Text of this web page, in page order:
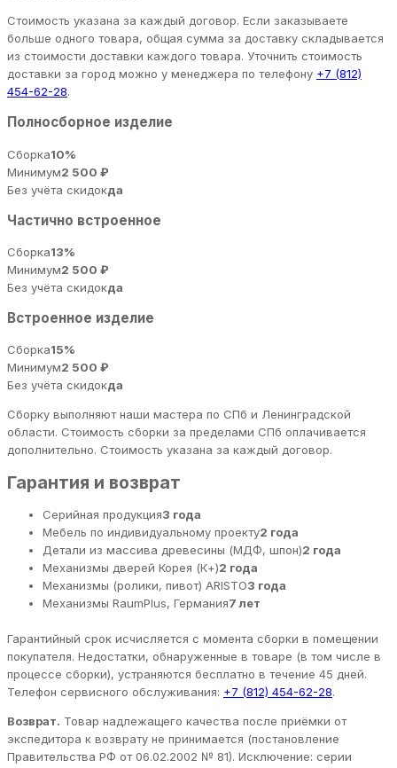
Стоимость указана за каждый договор. Если заказываете
больше одного товара, общая сумма за доставку складывается
из стоимости доставки каждого товара. Уточнить стоимость
доставки за город можно у менеджера по телефону +7 (812)
454-62-28.
Полносборное изделие
Сборка10%
Минимум2 500 ₽
Без учёта скидокда
Частично встроенное
Сборка13%
Минимум2 500 ₽
Без учёта скидокда
Встроенное изделие
Сборка15%
Минимум2 500 ₽
Без учёта скидокда
Сборку выполняют наши мастера по СПб и Ленинградской
области. Стоимость сборки за пределами СПб оплачивается
дополнительно. Стоимость указана за каждый договор.
Гарантия и возврат
Серийная продукция3 года
Мебель по индивидуальному проекту2 года
Детали из массива древесины (МДФ, шпон)2 года
Механизмы дверей Корея (К+)2 года
Механизмы (ролики, пивот) ARISTO3 года
Механизмы RaumPlus, Германия7 лет
Гарантийный срок исчисляется с момента сборки в помещении
покупателя. Недостатки, обнаруженные в товаре (в том числе в
процессе сборки), устраняются бесплатно в течение 45 дней.
Телефон сервисного обслуживания: +7 (812) 454-62-28.
Возврат. Товар надлежащего качества после приёмки от
экспедитора к возврату не принимается (постановление
Правительства РФ от 06.02.2002 № 81). Исключение: серии